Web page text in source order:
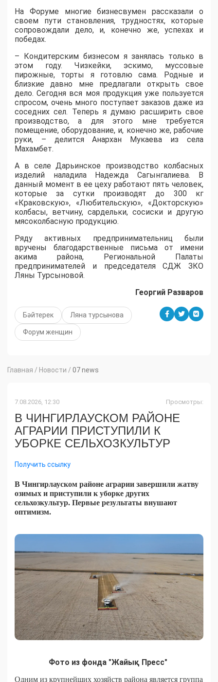
На Форуме многие бизнесвумен рассказали о
своем пути становления, трудностях, которые
сопровождали дело, и, конечно же, успехах и
победах.
– Кондитерским бизнесом я занялась только в
этом году. Чизкейки, эскимо, муссовые
пирожные, торты я готовлю сама. Родные и
близкие давно мне предлагали открыть свое
дело. Сегодня вся моя продукция уже пользуется
спросом, очень много поступает заказов даже из
соседних сел. Теперь я думаю расширить свое
производство, а для этого мне требуется
помещение, оборудование, и, конечно же, рабочие
руки, – делится Анархан Мукаева из села
Махамбет.
А в селе Дарьинское производство колбасных
изделий наладила Надежда Сагынгалиева. В
данный момент в ее цеху работают пять человек,
которые за сутки производят до 300 кг
«Краковскую», «Любительскую», «Докторскую»
колбасы, ветчину, сардельки, сосиски и другую
мясоколбасную продукцию.
Ряду активных предпринимательниц были
вручены благодарственные письма от имени
акима района, Региональной Палаты
предпринимателей и председателя СДЖ ЗКО
Ляны Турсыновой.
Георгий Разваров
Бәйтерек Ляна турсынова
Форум женщин
Главная / Новости / 07 news
7.08.2026, 12:30 Просмотры:
В ЧИНГИРЛАУСКОМ РАЙОНЕ
АГРАРИИ ПРИСТУПИЛИ К
УБОРКЕ СЕЛЬХОЗКУЛЬТУР
Получить ссылку
В Чингирлауском районе аграрии завершили жатву
озимых и приступили к уборке других
сельхозкультур. Первые результаты внушают
оптимизм.
Фото из фонда "Жайық Пресс"
Одним из крупнейших хозяйств района является группа